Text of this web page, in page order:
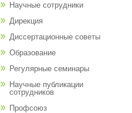
Научные сотрудники
Дирекция
Диссертационные советы
Образование
Регулярные семинары
Научные публикации
сотрудников
Профсоюз